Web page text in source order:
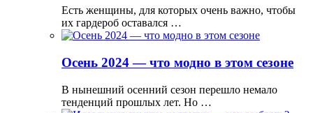
Есть женщины, для которых очень важно, чтобы
их гардероб оставался …
Осень 2024 — что модно в этом сезоне
В нынешний осенний сезон перешло немало
тенденций прошлых лет. Но …